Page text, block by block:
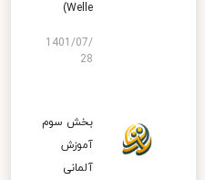
Welle)
1401/07/
28
بخش سوم
آموزش
آلمانی